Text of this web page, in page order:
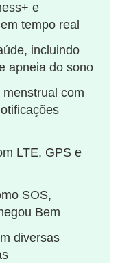
e
tempo real
incluindo
apneia do sono
com
LTE, GPS e
SOS,
Bem
diversas